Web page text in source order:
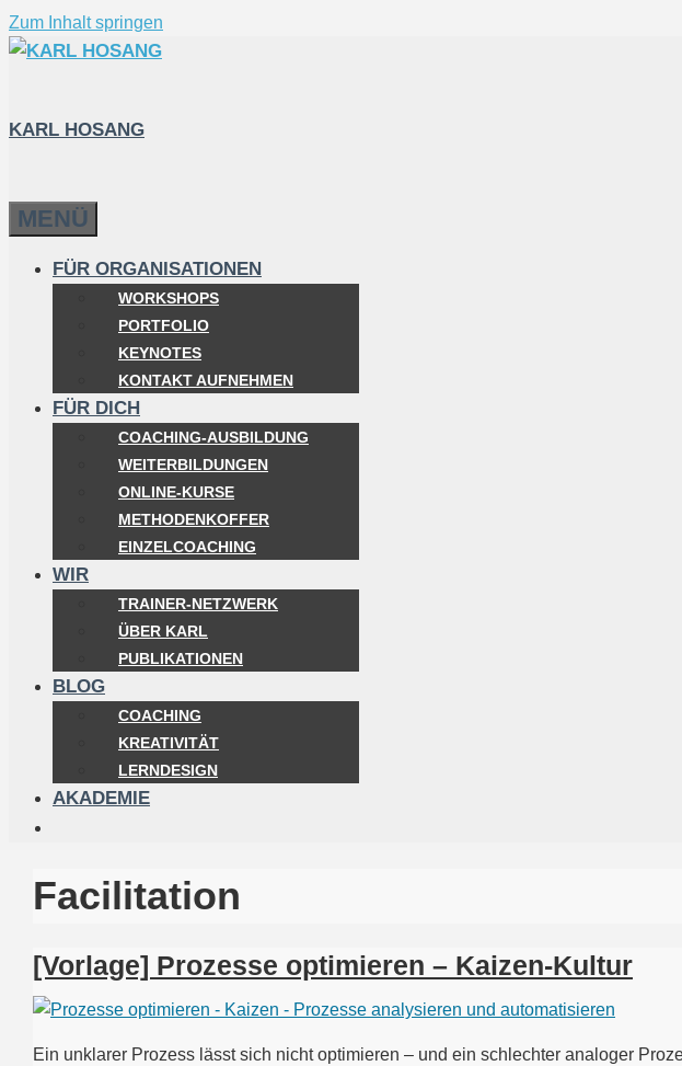
Zum Inhalt springen
KARL HOSANG
MENÜ
FÜR ORGANISATIONEN
WORKSHOPS
PORTFOLIO
KEYNOTES
KONTAKT AUFNEHMEN
FÜR DICH
COACHING-AUSBILDUNG
WEITERBILDUNGEN
ONLINE-KURSE
METHODENKOFFER
EINZELCOACHING
WIR
TRAINER-NETZWERK
ÜBER KARL
PUBLIKATIONEN
BLOG
COACHING
KREATIVITÄT
LERNDESIGN
AKADEMIE
Facilitation
[Vorlage] Prozesse optimieren – Kaizen-Kultur
Ein unklarer Prozess lässt sich nicht optimieren – und ein schlechter analoger